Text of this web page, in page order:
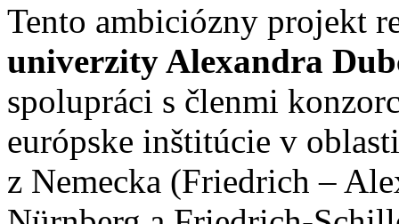
Tento ambiciózny projekt
univerzity Alexandra
spolupráci s členmi
európske inštitúcie v
z Nemecka (Friedrich –